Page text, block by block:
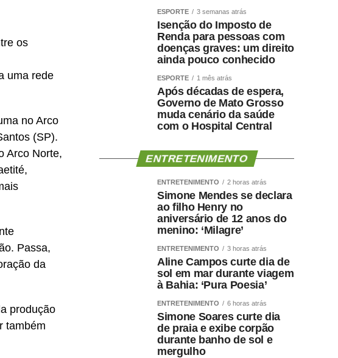
os
uma rede
no Arco
(SP).
Arco Norte,
Passa,
da
produção
também
ESPORTE 3 semanas atrás
Isenção do Imposto de
Renda para pessoas com
doenças graves: um direito
ainda pouco conhecido
ESPORTE 1 mês atrás
Após décadas de espera,
Governo de Mato Grosso
muda cenário da saúde
com o Hospital Central
ENTRETENIMENTO
ENTRETENIMENTO 2 horas atrás
Simone Mendes se declara
ao filho Henry no
aniversário de 12 anos do
menino: ‘Milagre’
ENTRETENIMENTO 3 horas atrás
Aline Campos curte dia de
sol em mar durante viagem
à Bahia: ‘Pura Poesia’
ENTRETENIMENTO 6 horas atrás
Simone Soares curte dia
de praia e exibe corpão
durante banho de sol e
mergulho